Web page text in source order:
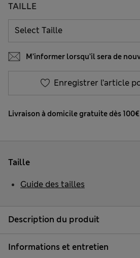
TAILLE
M’informer lorsqu’il sera de
Enregistrer l’article
Livraison à domicile gratuite dès 100€
Description du produit
Informations et entretien
Taille
Guide des tailles